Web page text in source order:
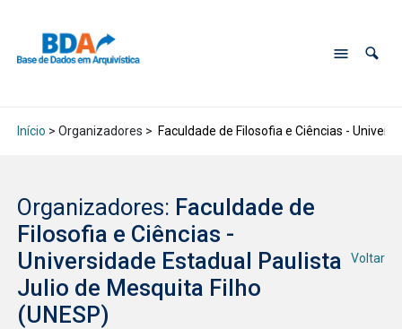
Início > Organizadores > Faculdade de Filosofia e Ciências -
Organizadores: Faculdade de
Filosofia e Ciências -
Universidade Estadual Paulista
Julio de Mesquita Filho
(UNESP)
Voltar